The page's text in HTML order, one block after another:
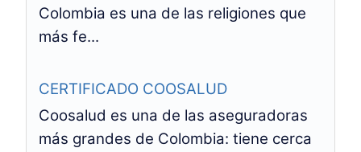
Colombia es una de las religiones que
más fe...
CERTIFICADO COOSALUD
Coosalud es una de las aseguradoras
más grandes de Colombia: tiene cerca